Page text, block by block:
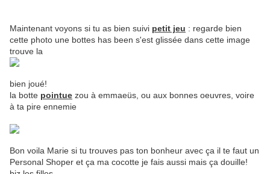
Maintenant voyons si tu as bien suivi petit jeu : regarde bien
cette photo une bottes has been s'est glissée dans cette image
trouve la
bien joué!
la botte pointue zou à emmaeüs, ou aux bonnes oeuvres, voire
à ta pire ennemie
Bon voila Marie si tu trouves pas ton bonheur avec ça il te faut un
Personal Shoper et ça ma cocotte je fais aussi mais ça douille!